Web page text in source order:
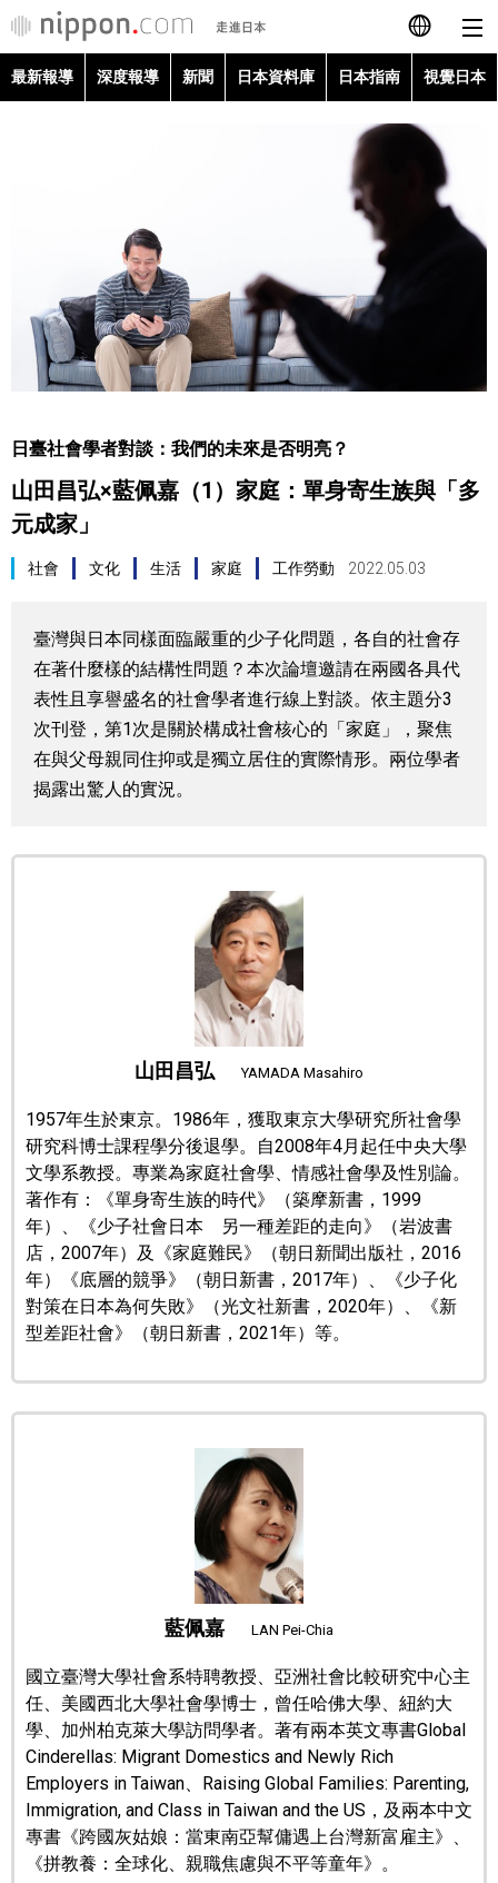
日本語
English
简体字
Français
Español
新聞
視覺日本
更多
人物訪談
日本入門
生活
運動
娛樂
工作勞動
東京
編輯部通知
official SNS
最新報導 深度報導 新聞 日本資料庫 日本指南 視覺日本
日臺社會學者對談：我們的未來是否明亮？
山田昌弘×藍佩嘉（1）家庭：單身寄生族與「多
元成家」
社會 文化 生活 家庭 工作勞動 2022.05.03
臺灣與日本同樣面臨嚴重的少子化問題，各自的社會存
在著什麼樣的結構性問題？本次論壇邀請在兩國各具代
表性且享譽盛名的社會學者進行線上對談。依主題分3
次刊登，第1次是關於構成社會核心的「家庭」，聚焦
在與父母親同住抑或是獨立居住的實際情形。兩位學者
揭露出驚人的實況。
山田昌弘 YAMADA Masahiro
1957年生於東京。1986年，獲取東京大學研究所社會學
研究科博士課程學分後退學。自2008年4月起任中央大學
文學系教授。專業為家庭社會學、情感社會學及性別論。
著作有：《單身寄生族的時代》（築摩新書，1999
年）、《少子社會日本 另一種差距的走向》（岩波書
店，2007年）及《家庭難民》（朝日新聞出版社，2016
年）《底層的競爭》（朝日新書，2017年）、《少子化
對策在日本為何失敗》（光文社新書，2020年）、《新
型差距社會》（朝日新書，2021年）等。
藍佩嘉 LAN Pei-Chia
國立臺灣大學社會系特聘教授、亞洲社會比較研究中心主
任、美國西北大學社會學博士，曾任哈佛大學、紐約大
學、加州柏克萊大學訪問學者。著有兩本英文專書Global
Cinderellas: Migrant Domestics and Newly Rich
Employers in Taiwan、Raising Global Families: Parenting,
Immigration, and Class in Taiwan and the US，及兩本中文
專書《跨國灰姑娘：當東南亞幫傭遇上台灣新富雇主》、
《拼教養：全球化、親職焦慮與不平等童年》。